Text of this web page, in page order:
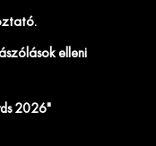
elleni
2026"